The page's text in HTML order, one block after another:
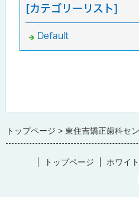
[カテゴリーリスト]
Default
トップページ 東住吉矯正歯科セ
トップページ ホワイ